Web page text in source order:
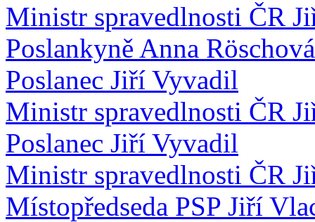
Ministr spravedlnosti ČR
Poslankyně Anna Röschová
Poslanec Jiří Vyvadil
Ministr spravedlnosti ČR
Poslanec Jiří Vyvadil
Ministr spravedlnosti ČR
Místopředseda PSP Jiří